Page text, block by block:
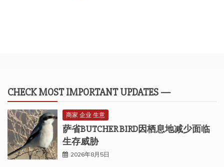
CHECK MOST IMPORTANT UPDATES —
商家 企业 生意
萨省BUTCHER BIRD因栖息地减少面临
生存威胁
2026年8月5日